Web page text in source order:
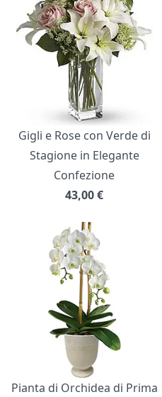
Gigli e Rose con Verde di
Stagione in Elegante
Confezione
43,00€
Pianta di Orchidea di Prima